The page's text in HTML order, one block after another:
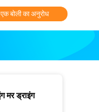
एक बोली का अनुरोध
मर ड्राइंग